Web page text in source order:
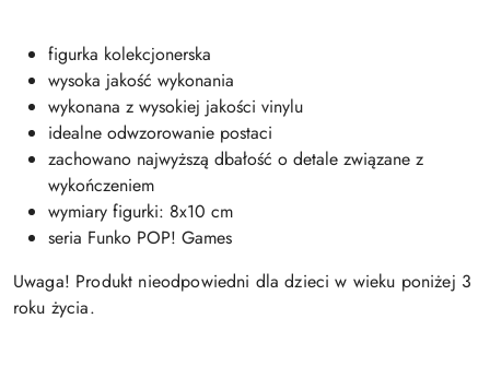
figurka kolekcjonerska
wysoka jakość wykonania
wykonana z wysokiej jakości vinylu
idealne odwzorowanie postaci
zachowano najwyższą dbałość o detale związane z
wykończeniem
wymiary figurki: 8x10 cm
seria Funko POP! Games
Uwaga! Produkt nieodpowiedni dla dzieci w wieku poniżej 3
roku życia.